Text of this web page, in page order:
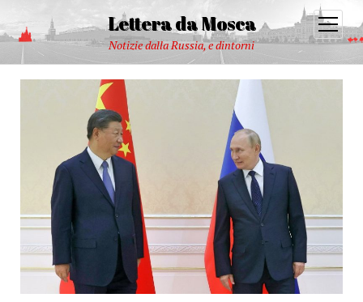
Lettera da Mosca
Notizie dalla Russia, e dintorni
open
menu